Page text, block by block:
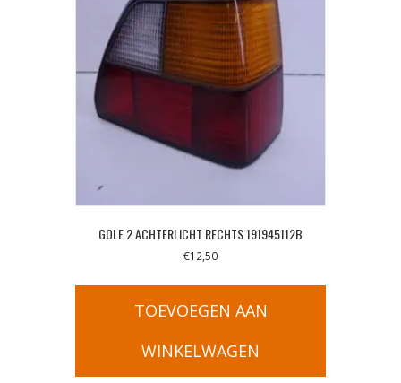
GOLF 2 ACHTERLICHT RECHTS 191945112B
€12,50
TOEVOEGEN AAN
WINKELWAGEN